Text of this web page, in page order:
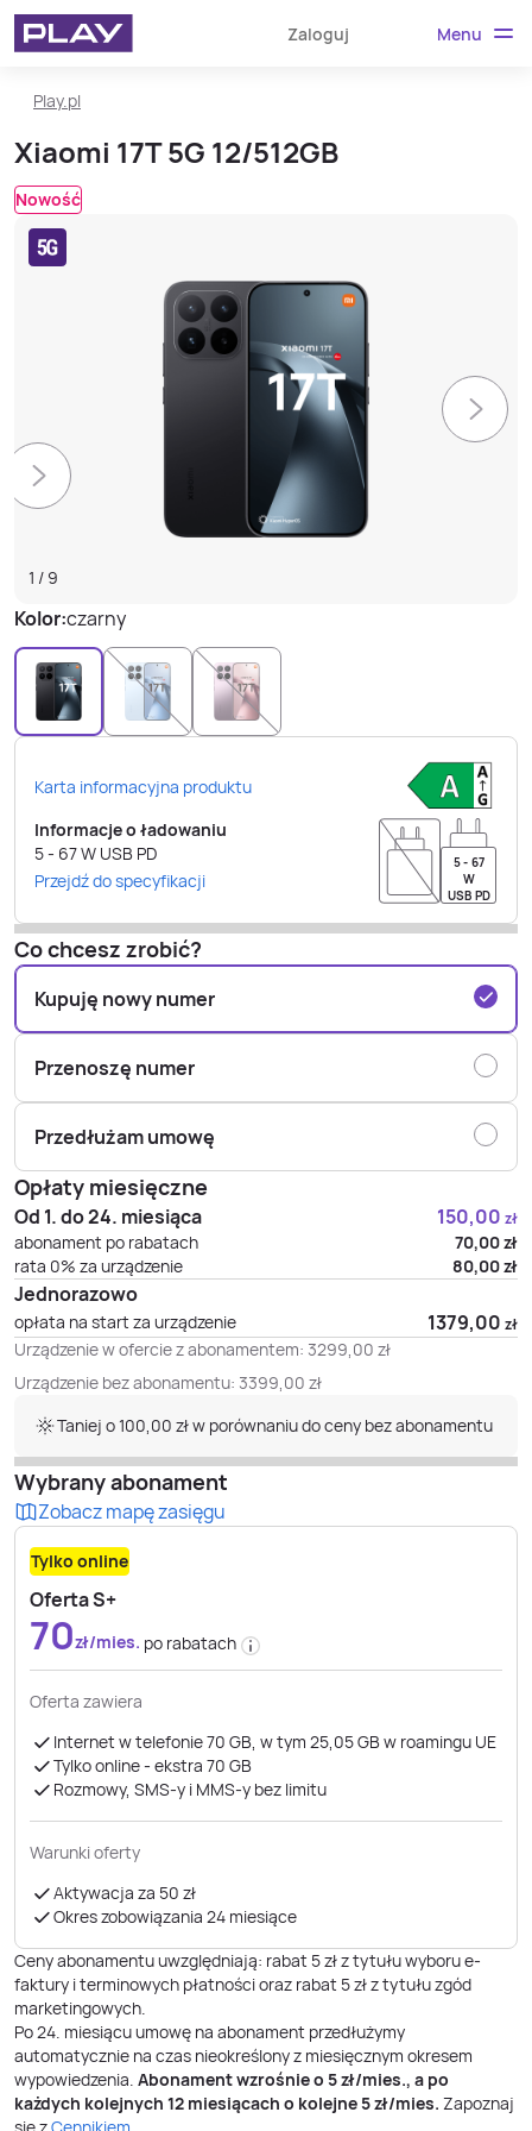
Zaloguj Menu
Play.pl
Xiaomi 17T 5G 12/512GB
Nowość
1 / 9
Kolor:czarny
Karta informacyjna produktu
Informacje o ładowaniu
5 - 67W USB PD
Przejdź do specyfikacji
5 - 67
W
USB PD
Co chcesz zrobić?
Kupuję nowy numer
Przenoszę numer
Przedłużam umowę
Opłaty miesięczne
Od 1. do 24. miesiąca 150,00 zł
abonament po rabatach 70,00zł
rata 0% za urządzenie
80,00zł
Jednorazowo
opłata na start za urządzenie 1379,00 zł
Urządzenie w ofercie z abonamentem: 3299,00 zł
Urządzenie bez abonamentu: 3399,00 zł
Taniej o 100,00 zł w porównaniu do ceny bez abonamentu
Wybrany abonament
Zobacz mapę zasięgu
Tylko online
Oferta S+
70zł/mies. po rabatach
Oferta zawiera
Internet w telefonie 70 GB, w tym 25,05 GB w roamingu UE
Tylko online - ekstra 70 GB
Rozmowy, SMS-y i MMS-y bez limitu
Warunki oferty
Aktywacja za 50 zł
Okres zobowiązania 24 miesiące
Ceny abonamentu uwzględniają: rabat 5 zł z tytułu wyboru e-
faktury i terminowych płatności oraz rabat 5 zł z tytułu zgód
marketingowych.
Po24. miesiącu umowę na abonament przedłużymy
automatycznie na czas nieokreślony z miesięcznym okresem
wypowiedzenia. Abonament wzrośnie o 5zł/mies., a po
każdych kolejnych 12 miesiącach o kolejne5zł/mies. Zapoznaj